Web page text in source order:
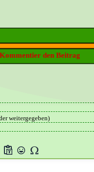
Kommentier den Beitrag
weitergegeben)